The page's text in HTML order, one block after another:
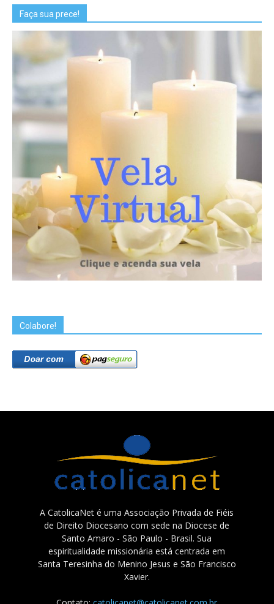
Faça sua prece!
Colabore!
A CatolicaNet é uma Associação Privada de Fiéis
de Direito Diocesano com sede na Diocese de
Santo Amaro - São Paulo - Brasil. Sua
espiritualidade missionária está centrada em
Santa Teresinha do Menino Jesus e São Francisco
Xavier.